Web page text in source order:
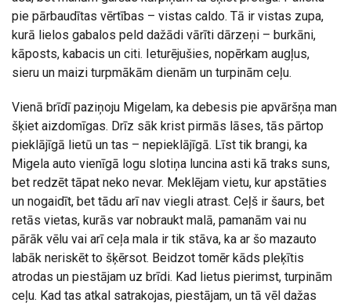
pie pārbaudītas vērtības – vistas caldo. Tā ir vistas zupa,
kurā lielos gabalos peld dažādi vārīti dārzeņi – burkāni,
kāposts, kabacis un citi. Ieturējušies, nopērkam augļus,
sieru un maizi turpmākām dienām un turpinām ceļu.
Vienā brīdī paziņoju Migelam, ka debesis pie apvāršņa man
šķiet aizdomīgas. Drīz sāk krist pirmās lāses, tās pārtop
pieklājīgā lietū un tas – nepieklājīgā. Līst tik brangi, ka
Migela auto vienīgā logu slotiņa luncina asti kā traks suns,
bet redzēt tāpat neko nevar. Meklējam vietu, kur apstāties
un nogaidīt, bet tādu arī nav viegli atrast. Ceļš ir šaurs, bet
retās vietas, kurās var nobraukt malā, pamanām vai nu
pārāk vēlu vai arī ceļa mala ir tik stāva, ka ar šo mazauto
labāk neriskēt to šķērsot. Beidzot tomēr kāds pleķītis
atrodas un piestājam uz brīdi. Kad lietus pierimst, turpinām
ceļu. Kad tas atkal satrakojas, piestājam, un tā vēl dažas